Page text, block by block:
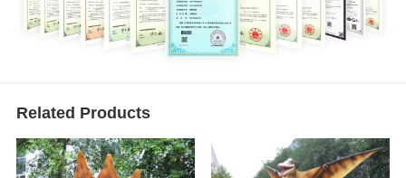
Related Products